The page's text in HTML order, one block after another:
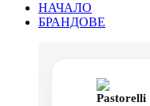
НАЧАЛО
БРАНДОВЕ